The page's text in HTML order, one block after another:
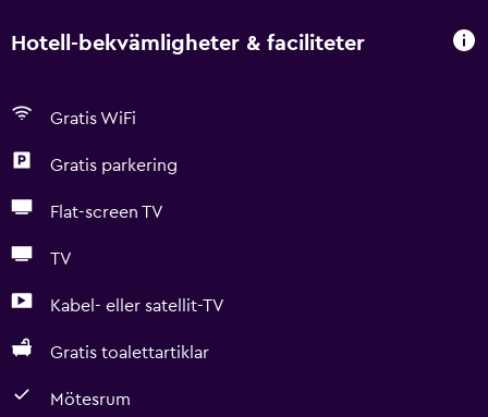
Hotell-bekvämligheter & faciliteter
Gratis WiFi
Gratis parkering
Flat-screen TV
TV
Kabel- eller satellit-TV
Gratis toalettartiklar
Mötesrum